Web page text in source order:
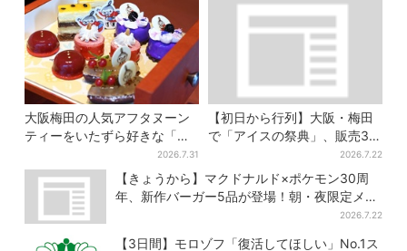
大阪梅田の人気アフタヌーン
ティーをいたずら好きな「リ
トルミイ」がジャック！「ム
ーミン」たちとバカンスへ
2026.7.31
【初日から行列】大阪・梅田
で「アイスの祭典」、販売30
分で完売…“ほうせき箱”の限定
メニューも
2026.7.22
【きょうから】マクドナルド×ポケモン30周
年、新作バーガー5品が登場！朝・夜限定メニ
2026.7.22
【3日間】モロゾフ「復活してほしい」No.1ス